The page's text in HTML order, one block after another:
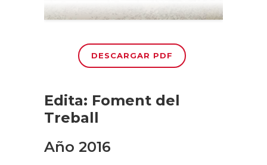
DESCARGAR PDF
Edita: Foment del
Treball
Año 2016